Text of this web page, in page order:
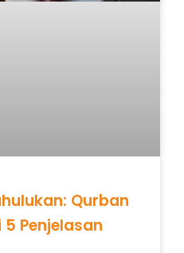
Qurban
Penjelasan